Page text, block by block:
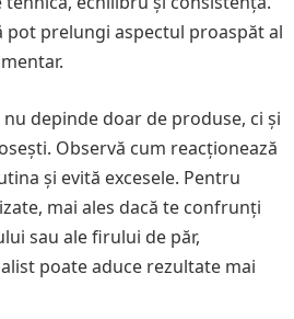
prelungi aspectul proaspăt al
depinde doar de produse, ci și
Observă cum reacționează
și evită excesele. Pentru
mai ales dacă te confrunți
sau ale firului de păr,
poate aduce rezultate mai